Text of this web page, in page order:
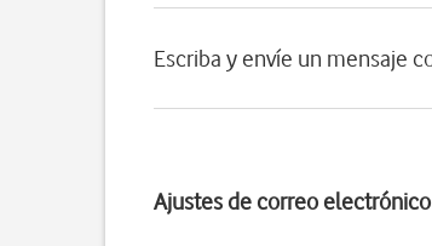
Escriba y envíe un mensaje
Ajustes de correo